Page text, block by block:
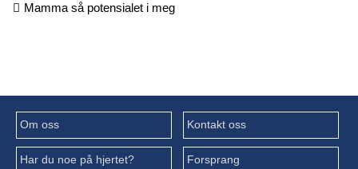
Mamma så potensialet i meg
Om oss Kontakt oss
Har du noe på hjertet? Forsprang